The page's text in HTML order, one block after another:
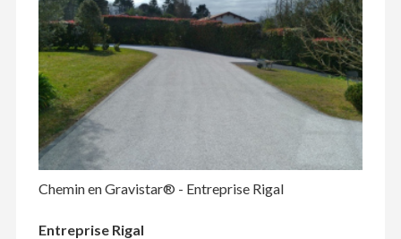
Chemin en Gravistar® - Entreprise Rigal
Entreprise Rigal